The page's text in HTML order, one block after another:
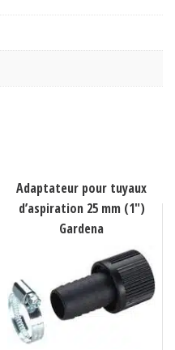
Adaptateur pour tuyaux
d’aspiration 25 mm (1″)
Gardena